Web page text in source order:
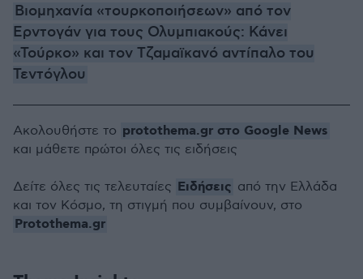
Βιομηχανία «τουρκοποιήσεων» από τον
Ερντογάν για τους Ολυμπιακούς: Κάνει
«Τούρκο» και τον Τζαμαϊκανό αντίπαλο του
Τεντόγλου
Ακολουθήστε το protothema.gr στο Google News
και μάθετε πρώτοι όλες τις ειδήσεις
Δείτε όλες τις τελευταίες Ειδήσεις από την Ελλάδα
και τον Κόσμο, τη στιγμή που συμβαίνουν, στο
Protothema.gr